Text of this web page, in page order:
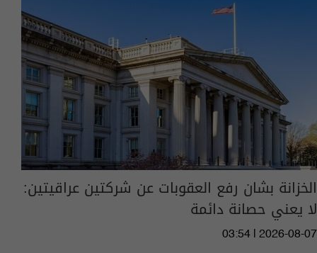
الخزانة بشان رفع العقوبات عن شركتين عراقيتين:
لا يعني حصانة دائمة
03:54 | 2026-08-07